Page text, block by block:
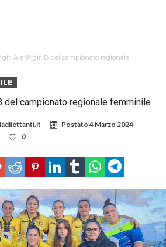
gir. A e 9° gir. B del campionato regionale
del campionato regionale femminile
Postato4 Marzo 2024
0